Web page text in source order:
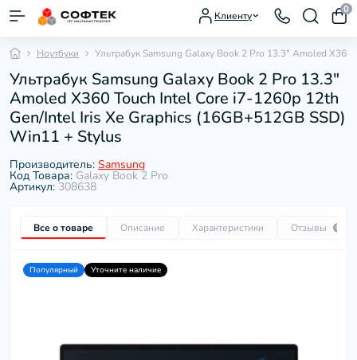
Клиенту
0
Ноутбуки Ультрабук Samsung Galaxy Book 2 Pro 13.3" Amoled
Ультрабук Samsung Galaxy Book 2 Pro 13.3"
Amoled X360 Touch Intel Core i7-1260p 12th
Gen/Intel Iris Xe Graphics (16GB+512GB SSD)
Win11 + Stylus
Производитель: Samsung
Код Товара: Galaxy Book 2 Pro
Артикул: 308638
Все о товаре Описание Характеристики Отзывы 0
Популярный Уточните наличие